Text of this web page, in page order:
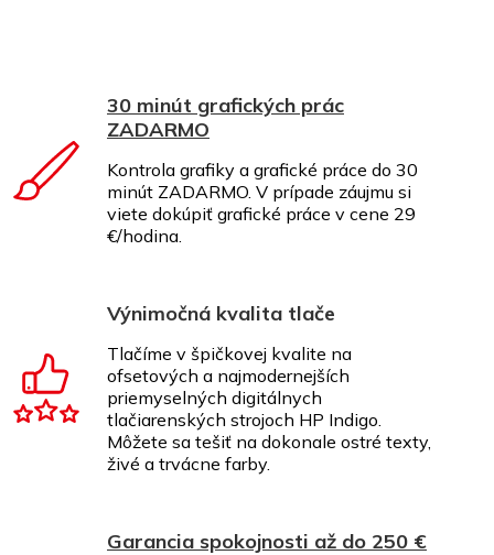
30 minút grafických prác
ZADARMO
Kontrola grafiky a grafické práce do 30
minút ZADARMO. V prípade záujmu si
viete dokúpiť grafické práce v cene 29
€/hodina.
Výnimočná kvalita tlače
Tlačíme v špičkovej kvalite na
ofsetových a najmodernejších
priemyselných digitálnych
tlačiarenských strojoch HP Indigo.
Môžete sa tešiť na dokonale ostré texty,
živé a trvácne farby.
Garancia spokojnosti až do 250 €